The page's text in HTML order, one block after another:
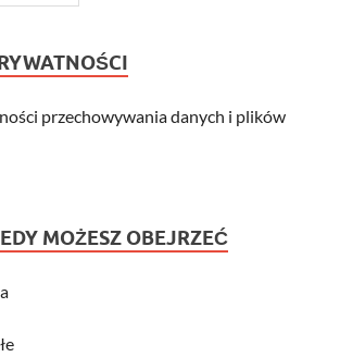
przechowywania danych i plików
MOŻESZ OBEJRZEĆ